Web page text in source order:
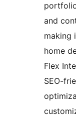
and
making
home
Flex
SEO-